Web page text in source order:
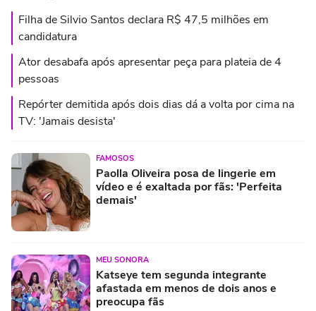
Filha de Silvio Santos declara R$ 47,5 milhões em
candidatura
Ator desabafa após apresentar peça para plateia de 4
pessoas
Repórter demitida após dois dias dá a volta por cima na
TV: 'Jamais desista'
FAMOSOS
Paolla Oliveira posa de lingerie em
vídeo e é exaltada por fãs: 'Perfeita
demais'
MEU SONORA
Katseye tem segunda integrante
afastada em menos de dois anos e
preocupa fãs